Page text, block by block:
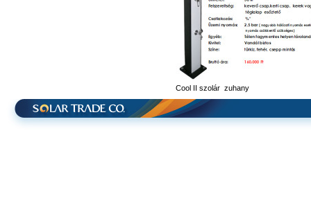
Cool II szolár zuhany